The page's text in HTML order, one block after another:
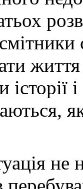
не